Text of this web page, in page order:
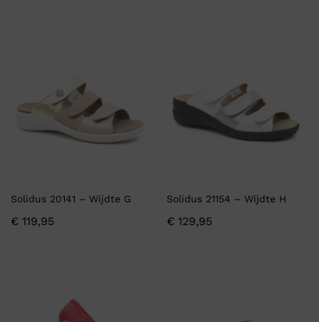
Solidus 20141 – Wijdte G
€ 119,95
Solidus 21154 – Wijdte H
€ 129,95